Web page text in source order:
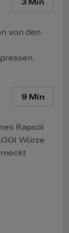
3 Min
von den
9 Min
Rapsöl
Würze